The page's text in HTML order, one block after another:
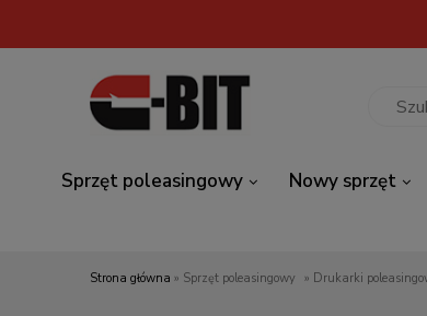
Sprzęt poleasingowy Nowy sprzęt
Strona główna » Sprzęt poleasingowy » Drukarki